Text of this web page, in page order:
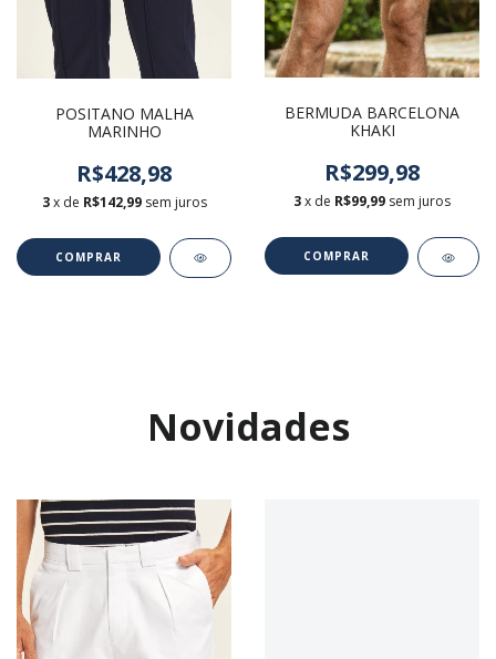
POSITANO MALHA
MARINHO
R$428,98
3 x de R$142,99 sem juros
COMPRAR
BERMUDA BARCELONA
KHAKI
R$299,98
3x de R$99,99 sem juros
COMPRAR
Novidades